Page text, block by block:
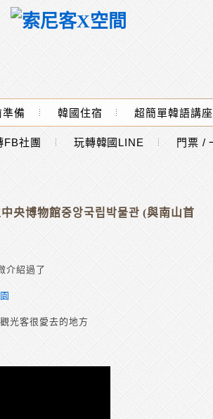
準備 韓國住宿 超簡單韓語講座
FB社團 玩轉韓國LINE 門票 /
央博物館중앙국립박물관 (與南山首
介紹過了
光客很愛去的地方